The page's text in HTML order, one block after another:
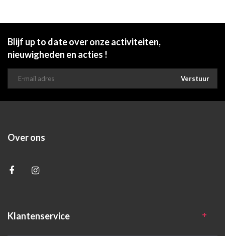
Blijf up to date over onze activiteiten,
nieuwigheden en acties !
Verstuur
Over ons
Klantenservice